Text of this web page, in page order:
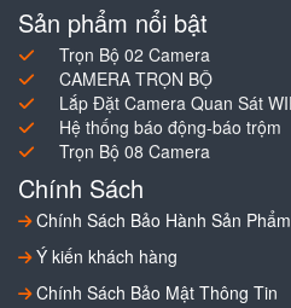
Sản phẩm nổi bật
Trọn Bộ 02 Camera
CAMERA TRỌN BỘ
Lắp Đặt Camera Quan Sát
Hệ thống báo động-báo trộm
Trọn Bộ 08 Camera
Chính Sách
Chính Sách Bảo Hành Sản Phẩm
Ý kiến khách hàng
Chính Sách Bảo Mật Thông Tin